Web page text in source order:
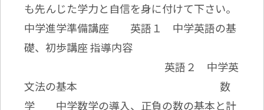
も先んじた学力と自信を身に付けて下さい。
中学進学準備講座 英語１ 中学英語の基
礎、初歩講座 指導内容
英語２ 中学英
文法の基本 数
学 中学数学の導入、正負の数の基本と計